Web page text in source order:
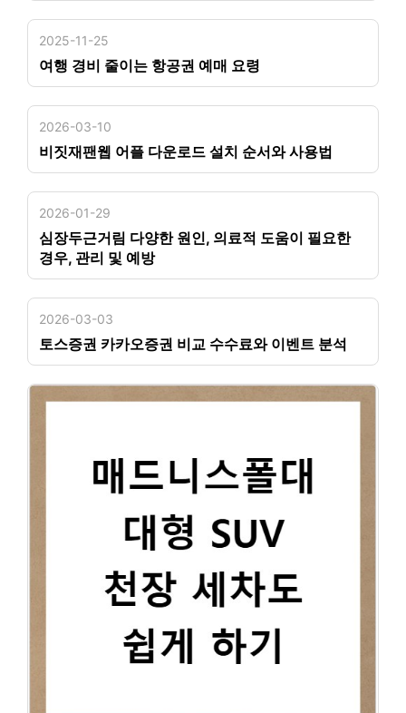
2025-11-25
여행 경비 줄이는 항공권 예매 요령
2026-03-10
비짓재팬웹 어플 다운로드 설치 순서와 사용법
2026-01-29
심장두근거림 다양한 원인, 의료적 도움이 필요한
경우, 관리 및 예방
2026-03-03
토스증권 카카오증권 비교 수수료와 이벤트 분석